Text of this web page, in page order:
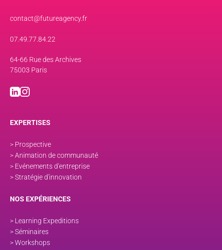
contact@futureagency.fr
07.49.77.84.22
64-66 Rue des Archives
75003 Paris
EXPERTISES
> Prospective
> Animation de communauté
> Evénements d'entreprise
> Stratégie d'innovation
NOS EXPÉRIENCES
> Learning Expeditions
> Séminaires
> Workshops